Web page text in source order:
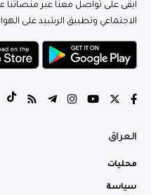
ابقى على تواصل معنا عبر منصاتنا
الاجتماعي وتطبيق الرشيد على
العراق
محليات
سياسة